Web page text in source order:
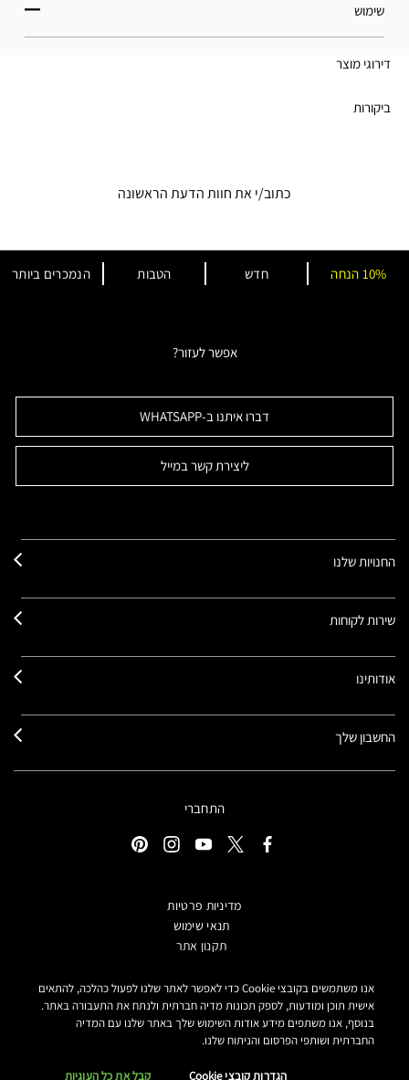
שימוש
דירוגי מוצר
ביקורות
כתוב/י את חוות הדעת הראשונה
הנמכרים ביותר הטבות חדש 10% הנחה
אפשר לעזור?
דברו איתנו ב-WHATSAPP
ליצירת קשר במייל
החנויות שלנו
שירות לקוחות
אודותינו
החשבון שלך
התחברי
מדיניות פרטיות
תנאי שימוש
תקנון אתר
הצהרת נגישות
הגדרות קובצי COOKIE
MAKE-UP ART COSMETICS© מאק קוסמטיקס כל הזכויות שמורות.
הטקסטים מנוסחים באתר בלשון נקבה אך פונים לכל המגדרים
אנו משתמשים בקובצי Cookie כדי לאפשר לאתר שלנו לפעול כהלכה, להתאים
אישית תוכן ומודעות, לספק תכונות מדיה חברתית ולנתח את התעבורה באתר.
בנוסף, אנו משתפים מידע אודות השימוש שלך באתר שלנו עם המדיה
החברתית ושותפי הפרסום והניתוח שלנו.
הגדרות קובצי Cookie קבל את כל העוגיות